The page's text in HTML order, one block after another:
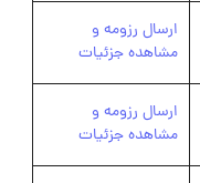
ارسال رزومه و
مشاهده جزئیات
ارسال رزومه و
مشاهده جزئیات